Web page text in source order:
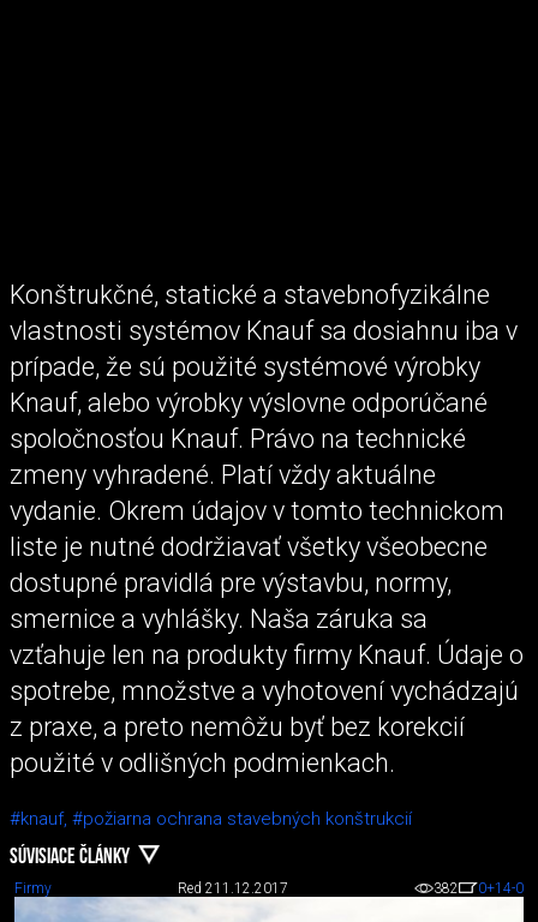
Konštrukčné, statické a stavebnofyzikálne
vlastnosti systémov Knauf sa dosiahnu iba v
prípade, že sú použité systémové výrobky
Knauf, alebo výrobky výslovne odporúčané
spoločnosťou Knauf. Právo na technické
zmeny vyhradené. Platí vždy aktuálne
vydanie. Okrem údajov v tomto technickom
liste je nutné dodržiavať všetky všeobecne
dostupné pravidlá pre výstavbu, normy,
smernice a vyhlášky. Naša záruka sa
vzťahuje len na produkty firmy Knauf. Údaje o
spotrebe, množstve a vyhotovení vychádzajú
z praxe, a preto nemôžu byť bez korekcií
použité v odlišných podmienkach.
#knauf, #požiarna ochrana stavebných konštrukcií
SÚVISIACE ČLÁNKY
Firmy Red 211.12.2017 382 0+14-0